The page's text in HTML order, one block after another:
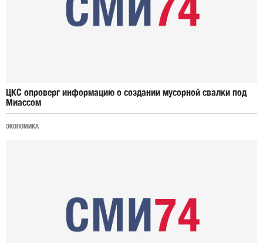
ЦКС опроверг информацию о создании мусорной свалки под
Миассом
ЭКОНОМИКА